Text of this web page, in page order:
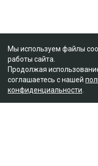
Мы используем файлы
работы сайта.
Продолжая
соглашаетесь с нашей
конфиденциальности